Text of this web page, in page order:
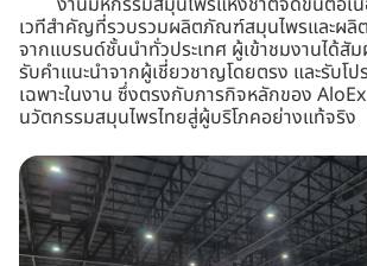
เวทีสำคัญที่รวบรวมผลิตภัณฑ์สมุนไพรและผ
จากแบรนด์ชั้นนำทั่วประเทศ ผู้เข้าชมงานได้
รับคำแนะนำจากผู้เชี่ยวชาญโดยตรง และรับโ
เฉพาะในงาน ซึ่งตรงกับภารกิจหลักของ
นวัตกรรมสมุนไพรไทยสู่ผู้บริโภคอย่างแท้จริง